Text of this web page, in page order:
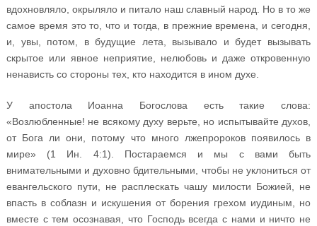
вдохновляло, окрыляло и питало наш славный народ. Но в то же
самое время это то, что и тогда, в прежние времена, и сегодня,
и, увы, потом, в будущие лета, вызывало и будет вызывать
скрытое или явное неприятие, нелюбовь и даже откровенную
ненависть со стороны тех, кто находится в ином духе.
У апостола Иоанна Богослова есть такие слова:
«Возлюбленные! не всякому духу верьте, но испытывайте духов,
от Бога ли они, потому что много лжепророков появилось в
мире» (1 Ин. 4:1). Постараемся и мы с вами быть
внимательными и духовно бдительными, чтобы не уклониться от
евангельского пути, не расплескать чашу милости Божией, не
впасть в соблазн и искушения от борения грехом иудиным, но
вместе с тем осознавая, что Господь всегда с нами и ничто не